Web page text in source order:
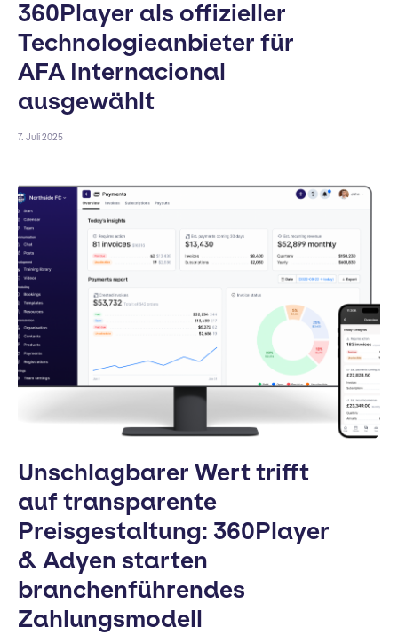
360Player als offizieller
Technologieanbieter für
AFA Internacional
ausgewählt
7. Juli 2025
Unschlagbarer Wert trifft
auf transparente
Preisgestaltung: 360Player
& Adyen starten
branchenführendes
Zahlungsmodell